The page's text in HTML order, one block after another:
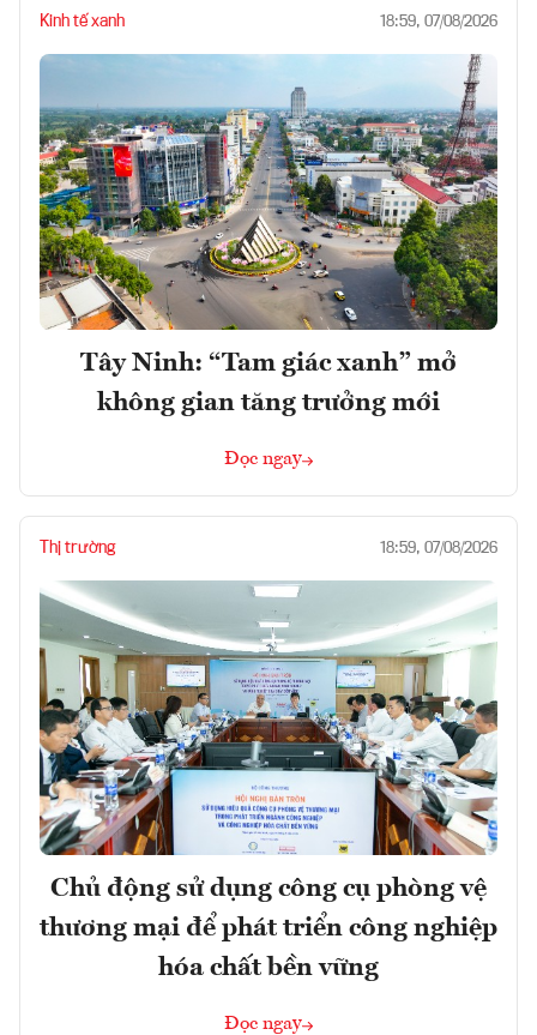
Kinh tế xanh 18:59, 07/08/2026
Tây Ninh: “Tam giác xanh” mở
không gian tăng trưởng mới
Đọc ngay
Thị trường 18:59, 07/08/2026
Chủ động sử dụng công cụ phòng vệ
thương mại để phát triển công nghiệp
hóa chất bền vững
Đọc ngay